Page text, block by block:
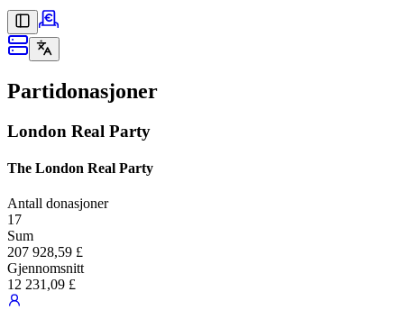
Partidonasjoner
London Real Party
The London Real Party
Antall donasjoner
17
Sum
207 928,59 £
Gjennomsnitt
12 231,09 £